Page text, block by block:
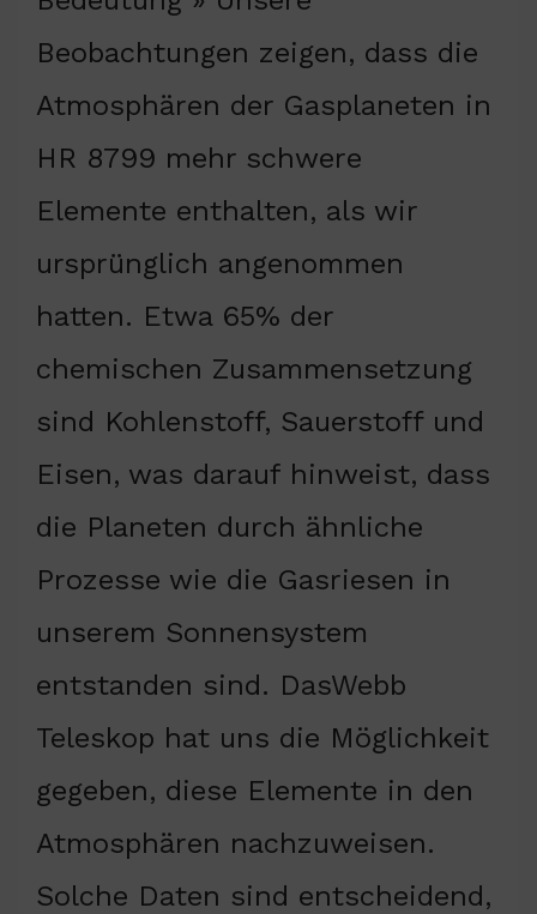
Beobachtungen zeigen, dass die
Atmosphären der Gasplaneten in
HR 8799 mehr schwere
Elemente enthalten, als wir
ursprünglich angenommen
hatten. Etwa 65% der
chemischen Zusammensetzung
sind Kohlenstoff, Sauerstoff und
Eisen, was darauf hinweist, dass
die Planeten durch ähnliche
Prozesse wie die Gasriesen in
unserem Sonnensystem
entstanden sind. DasWebb
Teleskop hat uns die Möglichkeit
gegeben, diese Elemente in den
Atmosphären nachzuweisen.
Solche Daten sind entscheidend,